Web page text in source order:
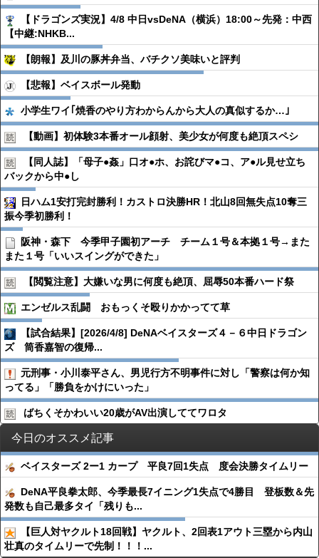
【ドラゴンズ実況】4/8 中日vsDeNA（横浜）18:00～先発：中西
【中継:NHKB...
【朗報】及川の豚丼弁当、バチクソ美味いと評判
【悲報】ベイスボール発動
小学生ワイ｢焼香のやり方わからんから大人の真似するか…｣
【動画】初体験3本番オール顔射、美少女が何度も絶頂スペシ
【同人誌】「母子●︎姦」口オ●︎ホ、お詫びマ●︎コ、ア●︎ル見せ立ち
バックから中●︎し
日ハム1安打完封勝利！カストロ決勝HR！北山8回無失点10奪三
振今季初勝利！
阪神・森下 今季甲子園初アーチ チーム１号＆本拠１号→また
また１号「いいスイングができた」
【閲覧注意】大嫌いな男に何度も絶頂、屈辱50本番ハード祭
エンゼルス乱闘 おもっくそ殴りかかってて草
【試合結果】[2026/4/8] DeNAベイスターズ４－６中日ドラゴン
ズ 筒香嘉智の復帰...
元刑事・小川泰平さん、男児行方不明事件に対し「警察は何か知
ってる」「勝負をかけにいった」
ばちくそかわいい20歳がAV出演しててワロタ
今日のオススメ記事
ベイスターズ 2ー1 カープ 平良7回1失点 度会決勝タイムリー
DeNA平良拳太郎、今季最長7イニング1失点で4勝目 登板数＆先
発数も自己最多タイ「残りも...
【巨人対ヤクルト18回戦】ヤクルト、2回表1アウト三塁から内山
壮真のタイムリーで先制！！！...